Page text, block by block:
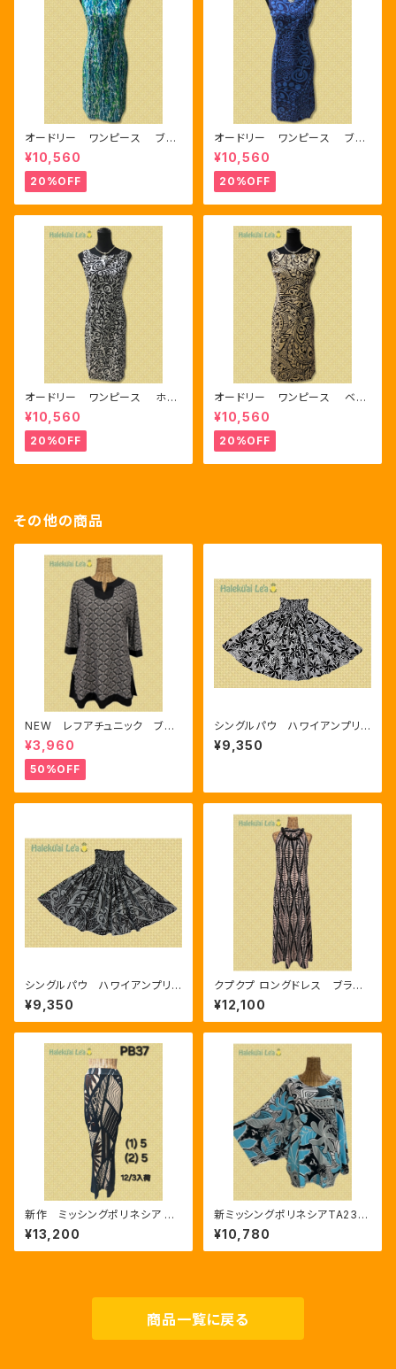
オードリー ワンピース ブル
ー/グリーン/ホワイト
¥10,560
20%OFF
オードリー ワンピース ブル
ー/ネイビー
¥10,560
20%OFF
オードリー ワンピース ホワ
イト/ブラック
¥10,560
20%OFF
オードリー ワンピース ベー
ジュ/ブラック
¥10,560
20%OFF
その他の商品
NEW レフアチュニック ブラ
ック
¥3,960
50%OFF
シングルパウ ハワイアンプリン
ト
¥9,350
シングルパウ ハワイアンプリン
ト
¥9,350
クプクプ ロングドレス ブラッ
ク/ベージュ
¥12,100
新作 ミッシングポリネシア PB
37 タパ
¥13,200
新ミッシングポリネシアTA23
モモンガ ジュンコブルー
¥10,780
商品一覧に戻る